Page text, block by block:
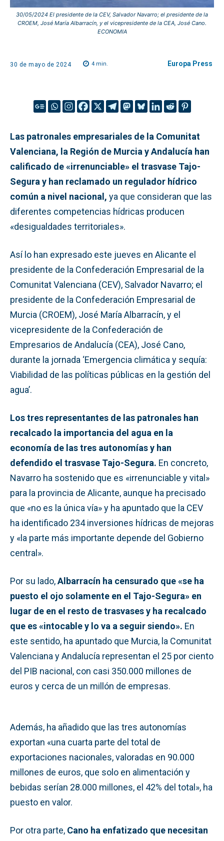
30/05/2024 El presidente de la CEV, Salvador Navarro; el presidente de la
CROEM, José María Albarracín, y el vicepresidente de la CEA, José Cano.
ECONOMIA
30 de mayo de 2024 4 min. Europa Press
Las patronales empresariales de la Comunitat
Valenciana, la Región de Murcia y Andalucía han
calificado de «irrenunciable» el trasvase Tajo-
Segura y han reclamado un regulador hídrico
común a nivel nacional, ya que consideran que las
diferentes competencias hídricas producen
«desigualdades territoriales».
Así lo han expresado este jueves en Alicante el
presidente de la Confederación Empresarial de la
Comunitat Valenciana (CEV), Salvador Navarro; el
presidente de la Confederación Empresarial de
Murcia (CROEM), José María Albarracín, y el
vicepresidente de la Confederación de
Empresarios de Andalucía (CEA), José Cano,
durante la jornada ‘Emergencia climática y sequía:
Viabilidad de las políticas públicas en la gestión del
agua’.
Los tres representantes de las patronales han
recalcado la importancia del agua en la
economía de las tres autonomías y han
defendido el trasvase Tajo-Segura. En concreto,
Navarro ha sostenido que es «irrenunciable y vital»
para la provincia de Alicante, aunque ha precisado
que «no es la única vía» y ha apuntado que la CEV
ha identificado 234 inversiones hídricas de mejoras
y «la parte más importante depende del Gobierno
central».
Por su lado,Albarracín ha censurado que «se ha
puesto el ojo solamente en el Tajo-Segura» en
lugar de en el resto de trasvases y ha recalcado
que es «intocable y lo va a seguir siendo». En
este sentido, ha apuntado que Murcia, la Comunitat
Valenciana y Andalucía representan el 25 por ciento
del PIB nacional, con casi 350.000 millones de
euros y cerca de un millón de empresas.
Además, ha añadido que las tres autonomías
exportan «una cuarta parte del total de
exportaciones nacionales, valoradas en 90.000
millones de euros, que solo en alimentación y
bebidas serían 28.000 millones, el 42% del total», ha
puesto en valor.
Por otra parte, Cano ha enfatizado que necesitan